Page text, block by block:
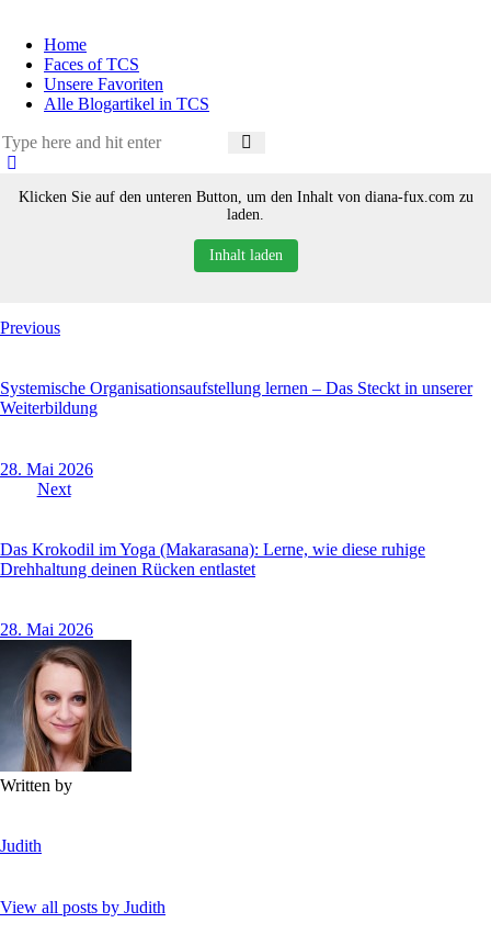
Home
Faces of TCS
Unsere Favoriten
Alle Blogartikel in TCS
Klicken Sie auf den unteren Button, um den Inhalt von diana-fux.com zu
laden.
Inhalt laden
Beitragsnavigation
Previous
Systemische Organisationsaufstellung lernen – Das Steckt in unserer
Weiterbildung
28. Mai 2026
Next
Das Krokodil im Yoga (Makarasana): Lerne, wie diese ruhige
Drehhaltung deinen Rücken entlastet
28. Mai 2026
Written by
Judith
View all posts by Judith